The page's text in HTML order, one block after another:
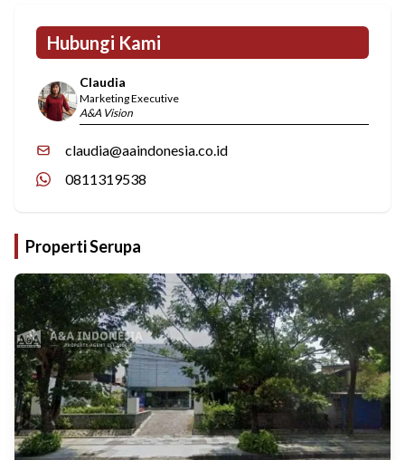
Hubungi Kami
Claudia
Marketing Executive
A&A Vision
claudia@aaindonesia.co.id
0811319538
Properti Serupa